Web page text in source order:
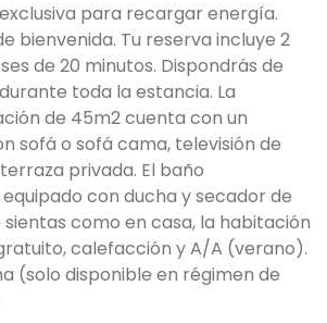
para recargar energía.
bienvenida. Tu reserva incluye 2
de 20 minutos. Dispondrás de
toda la estancia. La
de 45m2 cuenta con un
sofá o sofá cama, televisión de
privada. El baño
con ducha y secador de
sientas como en casa, la habitación
calefacción y A/A (verano).
(solo disponible en régimen de